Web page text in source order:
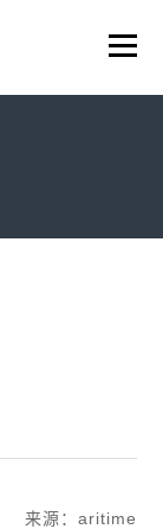
来源：aritime